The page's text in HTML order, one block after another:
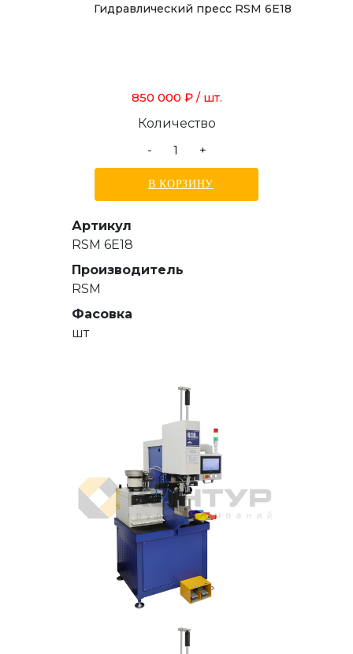
Гидравлический пресс RSM 6E18
850 000 ₽ / шт.
Количество
-
+
В КОРЗИНУ
Артикул
RSM 6E18
Производитель
RSM
Фасовка
шт